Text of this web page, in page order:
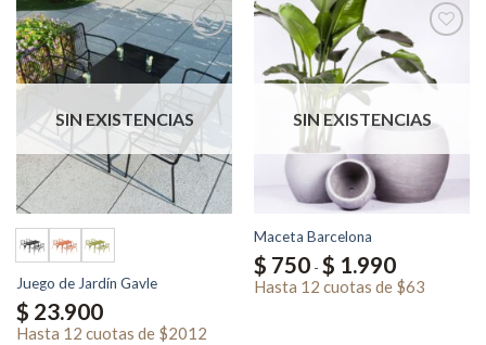
SIN EXISTENCIAS
Juego de Jardín Gavle
$ 23.900
Hasta 12 cuotas de $2012
SIN EXISTENCIAS
Maceta Barcelona
$ 750 - $ 1.990Rango
de
precios:
desde
Hasta 12 cuotas de $63